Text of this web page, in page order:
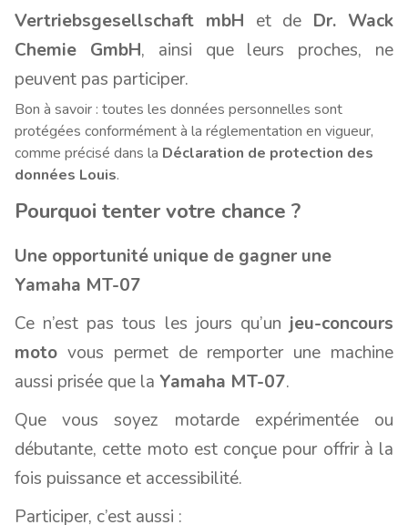
Vertriebsgesellschaft mbH et de Dr. Wack
Chemie GmbH, ainsi que leurs proches, ne
peuvent pas participer.
Bon à savoir : toutes les données personnelles sont
protégées conformément à la réglementation en vigueur,
comme précisé dans la Déclaration de protection des
données Louis.
Pourquoi tenter votre chance ?
Une opportunité unique de gagner une
Yamaha MT-07
Ce n’est pas tous les jours qu’un jeu-concours
moto vous permet de remporter une machine
aussi prisée que la Yamaha MT-07.
Que vous soyez motarde expérimentée ou
débutante, cette moto est conçue pour offrir à la
fois puissance et accessibilité.
Participer, c’est aussi :